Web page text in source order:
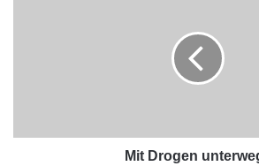
Mit Drogen